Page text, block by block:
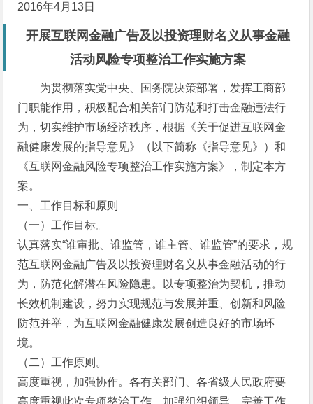
2016年4月13日
开展互联网金融广告及以投资理财名义从事金融
活动风险专项整治工作实施方案
为贯彻落实党中央、国务院决策部署，发挥工商部
门职能作用，积极配合相关部门防范和打击金融违法行
为，切实维护市场经济秩序，根据《关于促进互联网金
融健康发展的指导意见》（以下简称《指导意见》）和
《互联网金融风险专项整治工作实施方案》，制定本方
案。
一、工作目标和原则
（一）工作目标。
认真落实“谁审批、谁监管，谁主管、谁监管”的要求，规
范互联网金融广告及以投资理财名义从事金融活动的行
为，防范化解潜在风险隐患。以专项整治为契机，推动
长效机制建设，努力实现规范与发展并重、创新和风险
防范并举，为互联网金融健康发展创造良好的市场环
境。
（二）工作原则。
高度重视，加强协作。各有关部门、各省级人民政府要
高度重视此次专项整治工作，加强组织领导，完善工作